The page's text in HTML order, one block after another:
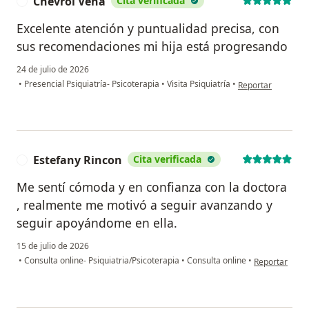
Excelente atención y puntualidad precisa, con
sus recomendaciones mi hija está progresando
24 de julio de 2026
• Presencial Psiquiatría- Psicoterapia • Visita Psiquiatría • en opinión del
Reportar
Estefany Rincon Cita verificada
Me sentí cómoda y en confianza con la doctora
, realmente me motivó a seguir avanzando y
seguir apoyándome en ella.
15 de julio de 2026
• Consulta online- Psiquiatria/Psicoterapia • Consulta online • en opinión
Reportar